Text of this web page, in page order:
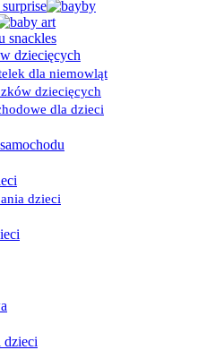
dziecięcych
dla niemowląt
dziecięcych
dla dzieci
dzieci
dzieci